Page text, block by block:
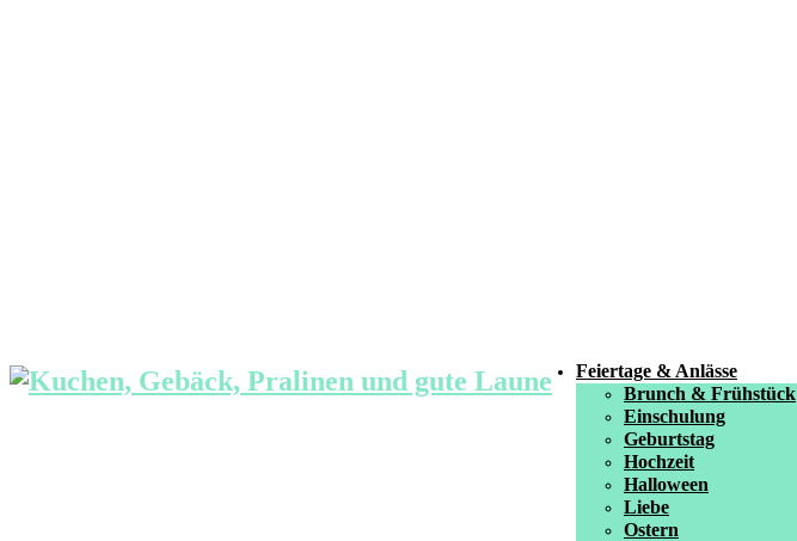
Feiertage & Anlässe
Brunch & Frühstück
Einschulung
Geburtstag
Hochzeit
Halloween
Liebe
Ostern